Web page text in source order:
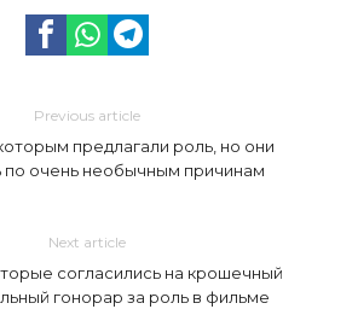
Previous article
предлагали роль, но они
по очень необычным причинам
Next article
согласились на крошечный
гонорар за роль в фильме